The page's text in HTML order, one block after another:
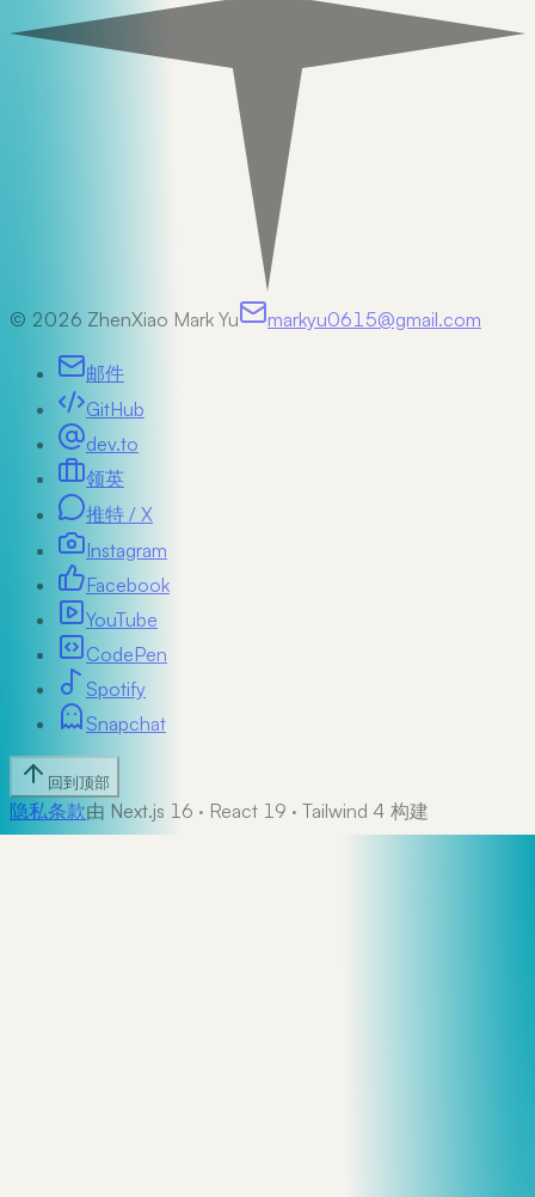
© 2026 ZhenXiao Mark Yu markyu0615@gmail.com
邮件
GitHub
dev.to
领英
推特 / X
Instagram
Facebook
YouTube
CodePen
Spotify
Snapchat
回到顶部
隐私条款由 Next.js 16 · React 19 · Tailwind 4 构建